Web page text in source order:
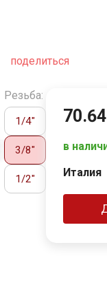
поделиться
Резьба:
1/4″
3/8″
1/2″
70.64
в
Италия